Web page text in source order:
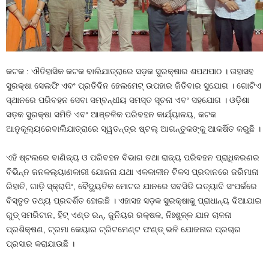
କଟକ : ଐତିହାସିକ କଟକ ବାଲିଯାତ୍ରାରେ ସଡ଼କ ସୁରକ୍ଷାର ଶପଥପାଠ । ତାହାସହ
ସୁରକ୍ଷା ସେଲଫି ଏବଂ ପ୍ରତିଦିନ ହେଲମେଟ୍ ଉପହାର ଜିତିବାର ସୁଯୋଗ । ଗୋଟିଏ
ସ୍ଥାନରେ ପରିବହନ ସେବା ସମ୍ବନ୍ଧୀୟ ସମସ୍ତ ସୂଚନା ଏବଂ ସହଯୋଗ । ଓଡ଼ିଶା
ସଡ଼କ ସୁରକ୍ଷା ସମିତି ଏବଂ ଆଞ୍ଚଳିକ ପରିବହନ କାର୍ଯ୍ୟାଳୟ, କଟକ
ଆନୁକୂଲ୍ୟରେବାଲିଯାତ୍ରାରେ ସ୍ୱତନ୍ତ୍ର ଷ୍ଟଲ୍ ଆଗନ୍ତୁକଙ୍କୁ ଆକର୍ଷିତ କରୁଛି ।
ଏହି ଷ୍ଟଲରେ ବାଣିଜ୍ୟ ଓ ପରିବହନ ବିଭାଗ ତଥା ରାଜ୍ୟ ପରିବହନ ପ୍ରାଧିକରଣର
ବିଭିନ୍ନ ଜନକଲ୍ୟାଣକାରୀ ଯୋଜନା ଯଥା ଏକକାଳୀନ ଟିକସ ପ୍ରଦାନରେ ଜରିମାନା
ରିହାତି, ଗାଡ଼ି ସ୍କ୍ରାପିଂ, ବୈଦ୍ୟୁତିକ ମୋଟର ଯାନରେ ସବସିଡି ଇତ୍ୟାଦି ସଂପର୍କରେ
ବିସ୍ତୃତ ତଥ୍ୟ ପ୍ରଦର୍ଶିତ ହୋଇଛି । ଏହାସହ ସଡ଼କ ସୁରକ୍ଷାକୁ ପ୍ରାଧାନ୍ୟ ଦିଆଯାଇ
ଗୁଡ୍ ସମରିଟାନ, ହିଟ୍ ଏଣ୍ଡ ରନ୍, ଜୁନିୟର ରକ୍ଷକ, ନିଃଶୁଳ୍କ ଯାନ ଚାଳନା
ପ୍ରଶିକ୍ଷଣ, ଟ୍ରମା କେୟାର ଟ୍ରିଟମେଣ୍ଟ ଫଣ୍ଡ୍ ଭଳି ଯୋଜନାର ପ୍ରଚାର
ପ୍ରସାର କରାଯାଉଛି ।